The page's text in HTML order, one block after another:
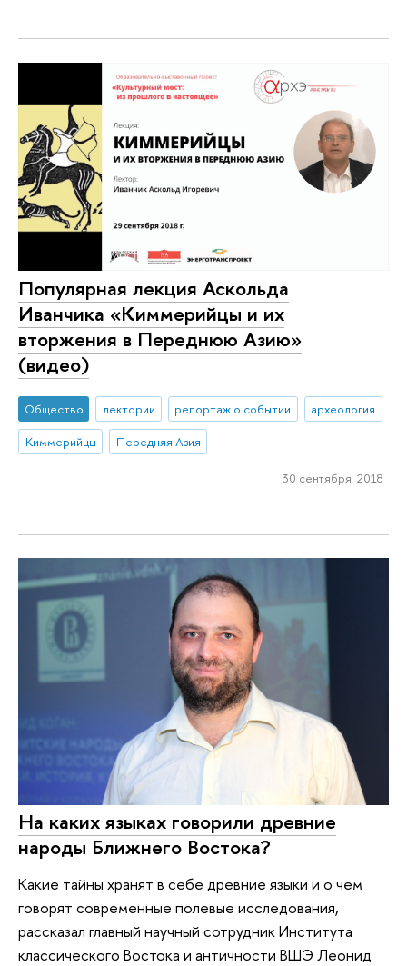
Популярная лекция Аскольда
Иванчика «Киммерийцы и их
вторжения в Переднюю Азию»
(видео)
Общество лектории репортаж о событии
археология
Киммерийцы
Передняя Азия
30 сентября 2018
На каких языках говорили древние
народы Ближнего Востока?
Какие тайны хранят в себе древние языки и о чем
говорят современные полевые исследования,
рассказал главный научный сотрудник Института
классического Востока и античности ВШЭ Леонид